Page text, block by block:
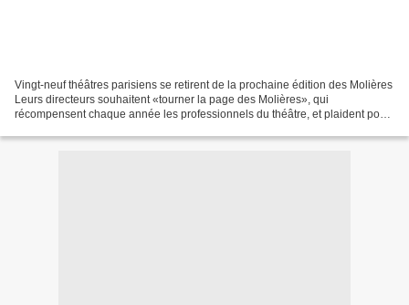
Vingt-neuf théâtres parisiens se retirent de la prochaine édition des Molières
Leurs directeurs souhaitent «tourner la page des Molières», qui
récompensent chaque année les professionnels du théâtre, et plaident pour